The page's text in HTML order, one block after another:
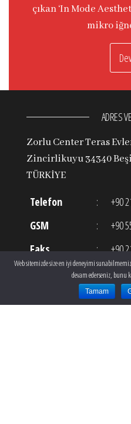
çıkan ‘In Mode
mikro
ADRES
Zorlu Center Teras
Zincirlikuyu 34340
TÜRKİYE
Telefon :
+90
GSM
:
+90
Faks
:
+90
:
Web sitemizde size en iyi deneyimi
devam ederseniz, bunu
Tamam